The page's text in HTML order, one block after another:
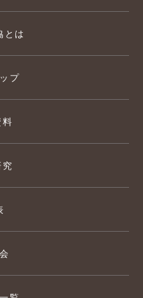
とは
プ
料
究